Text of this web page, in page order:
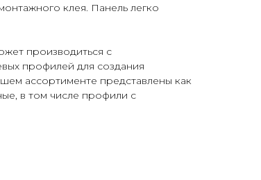
клея. Панель легко
производиться с
профилей для создания
ассортименте представлены как
в том числе профили с